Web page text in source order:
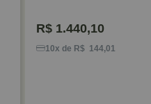
R$1.440,10
10x de R$ 144,01